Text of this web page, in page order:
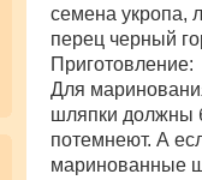
семена укропа,
перец черный
Приготовление:
Для
шляпки должны
потемнеют. А
маринованные